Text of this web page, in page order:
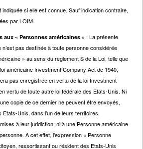
si elle est connue. Sauf indication contraire,
par LOIM.
« Personnes américaines » : La présente
n’est pas destinée à toute personne considérée
» au sens du règlement S de la Loi, telle que
américaine Investment Company Act de 1940,
pas enregistrée en vertu de la loi Investment
vertu de toute autre loi fédérale des Etats-Unis. Ni
copie de ce dernier ne peuvent être envoyés,
Unis, dans l’un de leurs territoires,
à leur juridiction, ni à une Personne américaine
A cet effet, l’expression « Personne
ressortissant ou résident des Etats-Unis